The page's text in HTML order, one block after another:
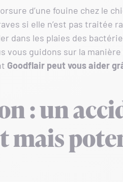
d’une fouine chez le
si elle n’est pas traitée
dans les plaies des
vous guidons sur la
Goodflair peut vous aider
: un
mais